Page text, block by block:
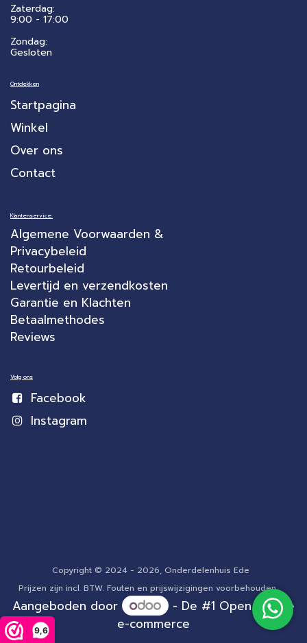
9,6
Zaterdag:
​9:00 - 17:00
Zondag:
Gesloten
Ontdekken
Startpagina
Winkel
Over ons
Contact
Klantenservice:
Algemene Voorwaarden &
Privacybeleid
Retourbeleid
Levertijd en verzendkosten
Garantie en Klachten
Betaalmethodes
Reviews
Volg ons
Facebook
Instagram
Copyright © 2024 - 2026, Onderdelenhuis Ede
Prijzen zijn incl. BTW. Fouten en prijswijzigingen voorbehouden.
Aangeboden door - De #1 Open source
e-commerce